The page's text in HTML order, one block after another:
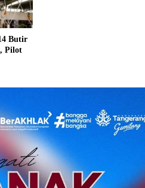
Butir
Pilot